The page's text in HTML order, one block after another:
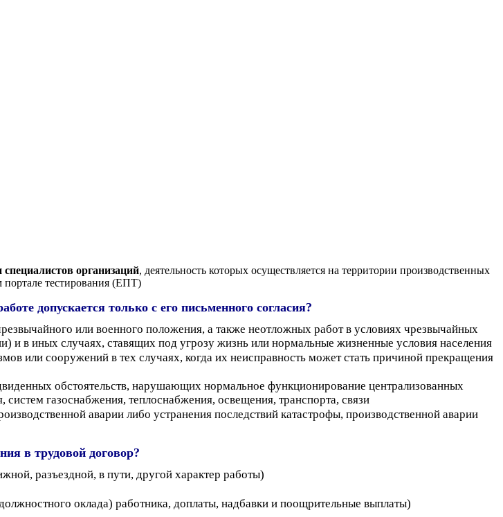
организаций, деятельность которых осуществляется на территории производственных
портале тестирования (ЕПТ)
допускается только с его письменного согласия?
или военного положения, а также неотложных работ в условиях чрезвычайных
и в иных случаях, ставящих под угрозу жизнь или нормальные жизненные условия населения
или сооружений в тех случаях, когда их неисправность может стать причиной прекращения
обстоятельств, нарушающих нормальное функционирование централизованных
газоснабжения, теплоснабжения, освещения, транспорта, связи
аварии либо устранения последствий катастрофы, производственной аварии
в трудовой договор?
разъездной, в пути, другой характер работы)
оклада) работника, доплаты, надбавки и поощрительные выплаты)